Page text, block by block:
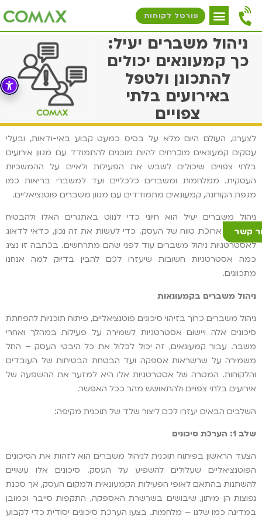
פורטל לקוחות
קשר
ניהול משברים יעיל:
כך קמעונאים יכולים
להתכונן ולטפל
באירועים בלתי
צפויים
לצערנו, העולם היום מלא על בסיס כמעט קבוע באי-ודאות, ובעלי
עסקים קמעונאים מוכרחים להיות מוכנים להתמודד עם מגוון אירועים
בלתי צפויים שיכולים לשבש את הפעילות ולאיים על ההמשכיות
העסקית. ממלחמות ומשברים כלכליים ועד למשברי בריאות כמו
מגפת הקורונה, קמעונאים מתמודדים עם מגוון משברים פוטנציאליים.
ניהול משברים יעיל הוא חיוני כדי לנווט באתגרים האלו ולהבטיח
הישרדות ארוכת טווח של העסק. כדי לעשות את זה נכון, כדאי לדאוג
לאסטרטגיות ניהול משברים עוד לפני שהם מתרחשים. בכתבה זו נציג
כמה אסטרטגיות חשובות שיעזרו לכם להבין בדיוק למה אנחנו
מתכוונים.
ניהול משברים בקמעונאות
ניהול משברים כרוך בזיהוי סיכונים פוטנציאליים, פיתוח תוכניות להפחתת
סיכונים אלה ויישום אסטרטגיות לשמירה על פעילות במהלך ואחרי
משבר. עבור קמעונאים, זה יכול לכלול את כל היבטי העסק – החל
משמירה על שרשראות אספקה ועד הבטחת הבטיחות של העובדים
והלקוחות. המטרה של אסטרטגיות אלו היא למזער את ההשפעה של
אירועים בלתי צפויים ולהתאושש מהר ככל האפשר.
השלבים הבאים יעזרו לכם ליצור שלד של תוכנית מקיפה:
שלב 1: הערכת סיכונים
הצעד הראשון בפיתוח תוכנית לניהול משברים הוא לזהות את הסיכונים
הפוטנציאליים שעלולים להשפיע על העסק. סיכונים אלו עשויים
להשתנות בהתאם לאופי הפעילות הקמעונאית ולמקום העסק, אך סכנת
נפוצות הן מיתון, שיבושים בשרשרת האספקה, התקפות סייבר וכמובן
במדינה כמו שלנו – מלחמות. בצעו הערכת סיכונים יסודית כדי לקבוע